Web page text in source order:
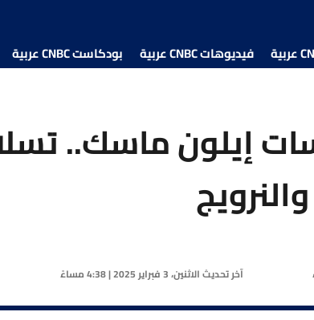
فيديوهات CNBC عربية بودكاست CNBC عربية
إيلون ماسك..
آخر تحديثالاثنين، 3 فبراير 2025 | 4:38 مساءً